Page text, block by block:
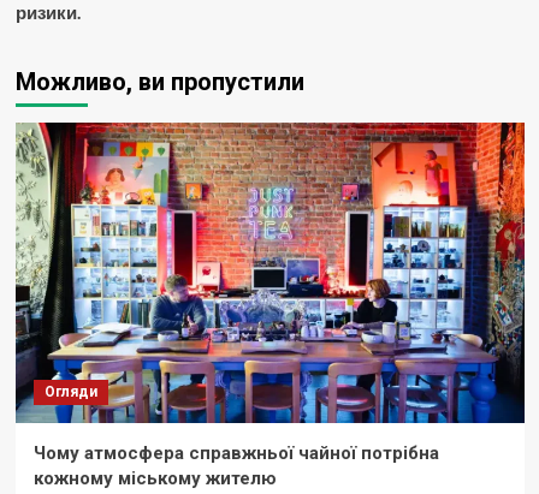
ризики.
Можливо, ви пропустили
Огляди
Чому атмосфера справжньої чайної потрібна
кожному міському жителю